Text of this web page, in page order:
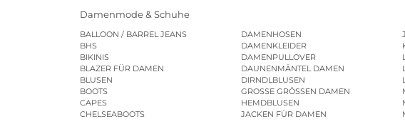
Damenmode & Schuhe
BALLOON / BARREL JEANS
BHS
BIKINIS
BLAZER FÜR DAMEN
BLUSEN
BOOTS
CAPES
CHELSEABOOTS
DAMENHOSEN
DAMENKLEIDER
DAMENPULLOVER
DAUNENMÄNTEL DAMEN
DIRNDLBLUSEN
GROSSE GRÖSSEN DAMEN
HEMDBLUSEN
JACKEN FÜR DAMEN